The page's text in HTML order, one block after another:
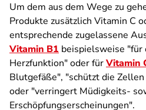
Um dem aus dem Wege zu
Produkte zusätzlich Vitamin C
entsprechende zugelassene
Vitamin B1 beispielsweise "für
Herzfunktion" oder fürVitamin
Blutgefäße", "schützt die
oder "verringert Müdigkeits-
Erschöpfungserscheinungen".